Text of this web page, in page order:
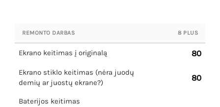
REMONTO DARBAS 8 PLUS
Ekrano keitimas į originalą 80
Ekrano stiklo keitimas (nėra juodų
demių ar juostų ekrane?)
80
Baterijos keitimas